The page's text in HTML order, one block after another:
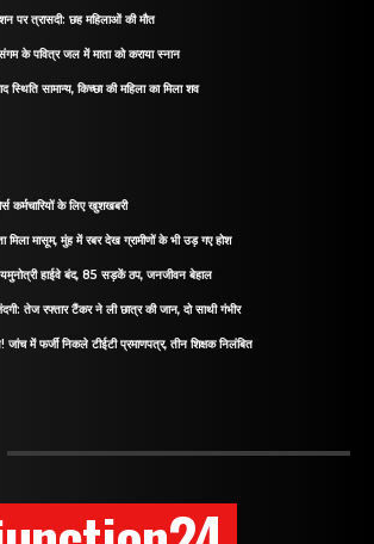
पर त्रासदी: छह महिलाओं की मौत
के पवित्र जल में माता को कराया स्नान
सामान्य, किच्छा की महिला का मिला शव
कर्मचारियों के लिए खुशखबरी
मिला मासूम, मुंह में रबर देख ग्रामीणों के भी उड़ गए होश
यमुनोत्री हाईवे बंद, 85 सड़कें ठप, जनजीवन बेहाल
तेज रफ्तार टैंकर ने ली छात्र की जान, दो साथी गंभीर
में फर्जी निकले टीईटी प्रमाणपत्र, तीन शिक्षक निलंबित